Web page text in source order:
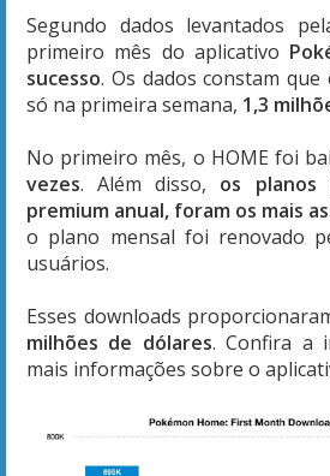
Segundo dados levantados
primeiro mês do aplicativo
sucesso. Os dados constam
só na primeira semana, 1,3
No primeiro mês, o HOME foi
vezes. Além disso, os planos
premium anual, foram os mais
o plano mensal foi renovado
usuários.
Esses downloads
milhões de dólares. Confira a
mais informações sobre o